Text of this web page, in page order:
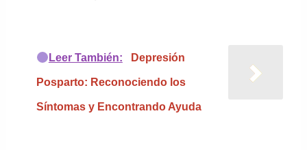
Leer También: Depresión
Posparto: Reconociendo los
Síntomas y Encontrando Ayuda